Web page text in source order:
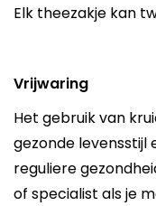
Elk theezakje kan
Vrijwaring
Het gebruik van
gezonde levensstijl
reguliere
of specialist als je